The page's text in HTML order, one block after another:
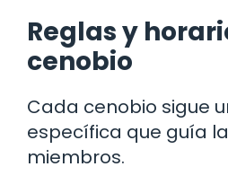
Reglas y
cenobio
Cada cenobio sigue
específica que guía
miembros.